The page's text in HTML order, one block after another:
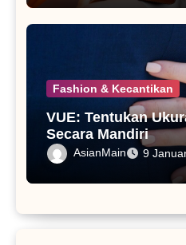
Fashion & Kecantikan
VUE: Tentukan
Secara Mandiri
AsianMain 9